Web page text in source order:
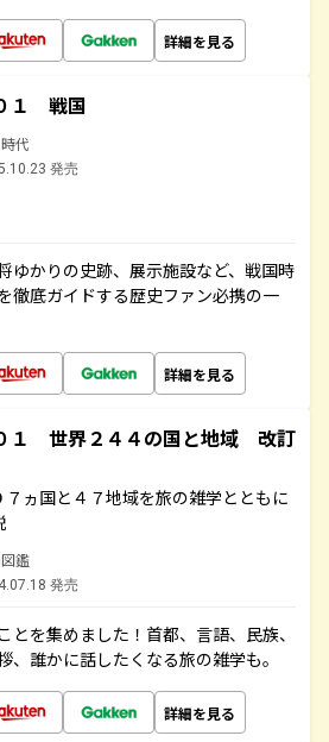
詳細を見る
１ 戦国
代
発売
ゆかりの史跡、展示施設など、戦国時
徹底ガイドする歴史ファン必携の一
詳細を見る
１ 世界２４４の国と地域 改訂
７ヵ国と４７地域を旅の雑学とともに
鑑
発売
とを集めました！首都、言語、民族、
、誰かに話したくなる旅の雑学も。
詳細を見る